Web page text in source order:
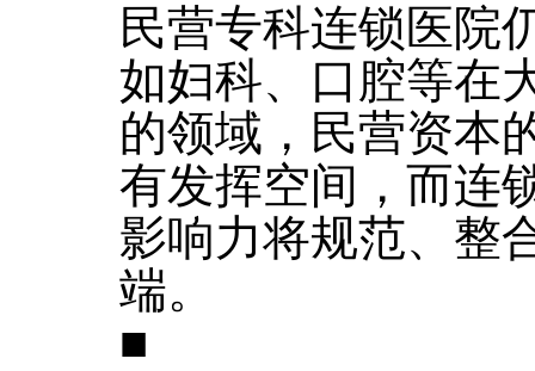
民营专科连锁医院
如妇科、口腔等在
的领域，民营资本
有发挥空间，而连
影响力将规范、整
端。
■